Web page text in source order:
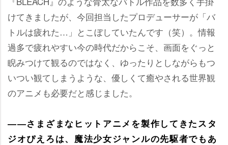
けてきましたが、今回担当したプロデューサーが「バ
トルは疲れた…」とこぼしていたんです（笑）。情報
過多で疲れやすい今の時代だからこそ、画面をぐっと
睨みつけて観るのではなく、ゆったりとしながらもつ
いつい観てしまうような、優しくて癒やされる世界観
のアニメも必要だと感じました。
――さまざまなヒットアニメを製作してきたスタ
ジオぴえろは、魔法少女ジャンルの先駆者でもあ